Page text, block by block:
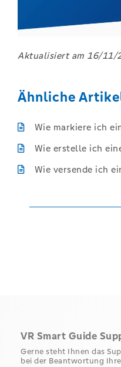
Aktualisiert am 16/11/
Ähnliche
Wie markiere ich
Wie erstelle ich
Wie versende ich
VR Smart Guide
Gerne steht Ihnen das
bei der Beantwortung